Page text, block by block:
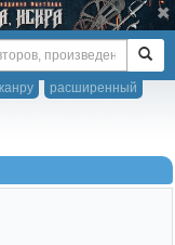
расширенный